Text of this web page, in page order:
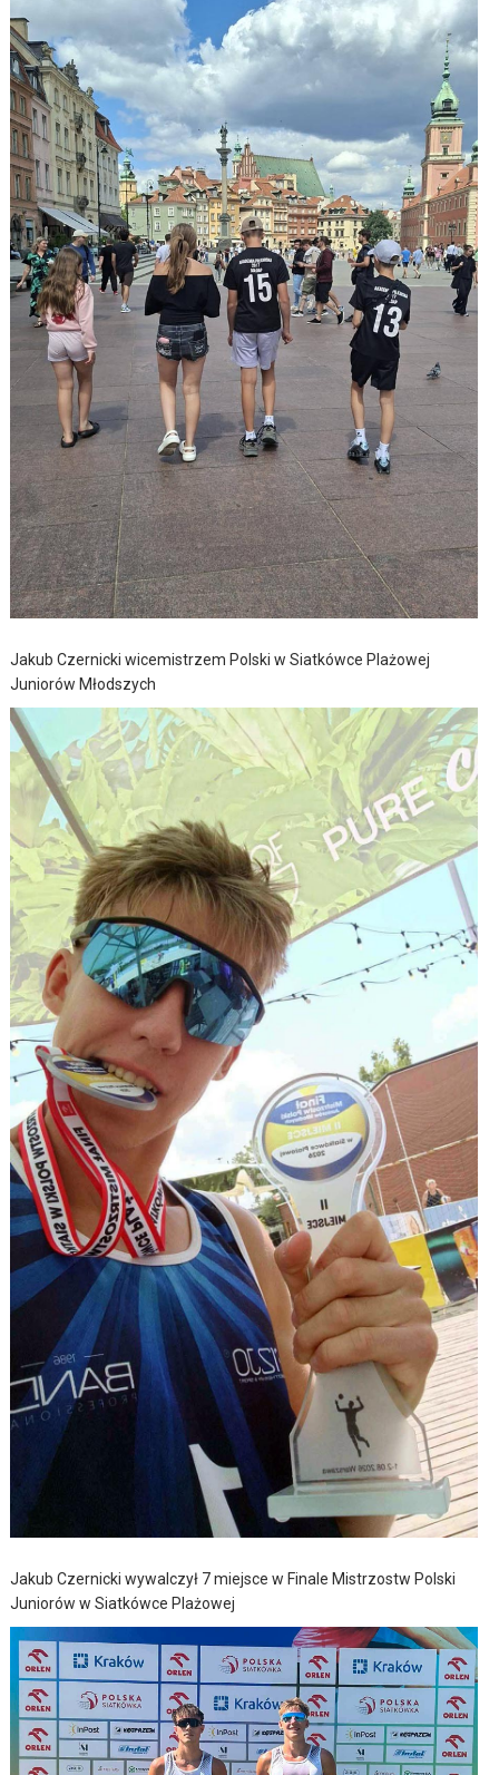
Jakub Czernicki wicemistrzem Polski w Siatkówce Plażowej
Juniorów Młodszych
Jakub Czernicki wywalczył 7 miejsce w Finale Mistrzostw Polski
Juniorów w Siatkówce Plażowej